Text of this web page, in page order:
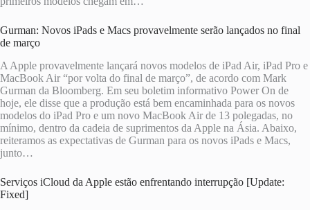
Gurman: Novos iPads e Macs provavelmente serão lançados no final
de março
A Apple provavelmente lançará novos modelos de iPad Air, iPad Pro e
MacBook Air “por volta do final de março”, de acordo com Mark
Gurman da Bloomberg. Em seu boletim informativo Power On de
hoje, ele disse que a produção está bem encaminhada para os novos
modelos do iPad Pro e um novo MacBook Air de 13 polegadas, no
mínimo, dentro da cadeia de suprimentos da Apple na Ásia. Abaixo,
reiteramos as expectativas de Gurman para os novos iPads e Macs,
junto…
Serviços iCloud da Apple estão enfrentando interrupção [Update:
Fixed]